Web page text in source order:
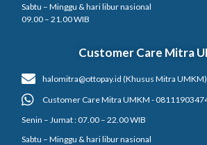
Sabtu – Minggu & hari libur nasional
09.00 – 21.00 WIB
Customer Care Mitra
halomitra@ottopay.id (Khusus Mitra UMKM)
Customer Care Mitra UMKM -
Senin – Jumat : 07.00 – 22.00 WIB
Sabtu – Minggu & hari libur nasional